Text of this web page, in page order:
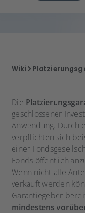
Wiki
Die
geschlossener
Anwendung. Durch
verpflichten sich
einer
Fonds öffentlich
Wenn nicht alle
verkauft werden
Garantiegeber
mindestens